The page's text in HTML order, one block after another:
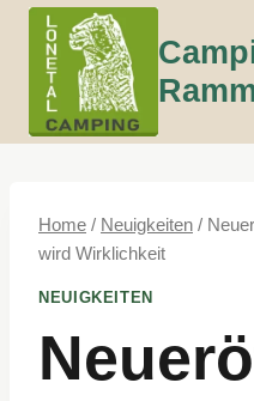
Zum
Inhalt
springen
Home / Neuigkeiten /
wird Wirklichkeit
NEUIGKEITEN